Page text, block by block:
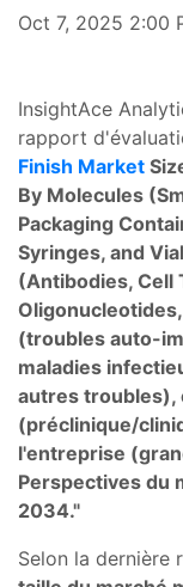
Oct 7, 2025 2:00
InsightAce
rapport
Finish Market
By Molecules
Packaging
Syringes, and
(Antibodies, Cell
(troubles auto-
maladies
autres troubles),
(préclinique/
l'entreprise
Perspectives du
2034."
Selon la dernière